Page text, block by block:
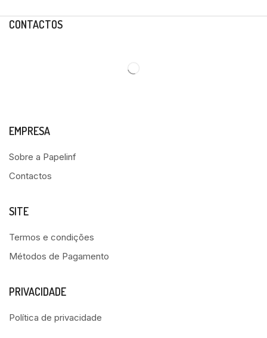
CONTACTOS
EMPRESA
Sobre a Papelinf
Contactos
SITE
Termos e condições
Métodos de Pagamento
PRIVACIDADE
Política de privacidade